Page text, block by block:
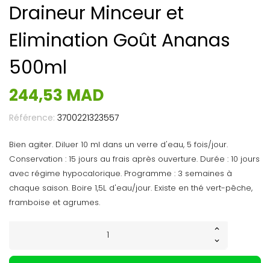
Draineur Minceur et
Elimination Goût Ananas
500ml
244,53 MAD
Référence: 3700221323557
Bien agiter. Diluer 10 ml dans un verre d'eau, 5 fois/jour.
Conservation : 15 jours au frais après ouverture. Durée : 10 jours
avec régime hypocalorique. Programme : 3 semaines à
chaque saison. Boire 1,5L d'eau/jour. Existe en thé vert-pêche,
framboise et agrumes.